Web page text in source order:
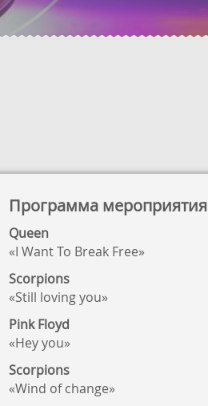
Программа мероприятия
Queen
«I Want To Break Free»
Scorpions
«Still loving you»
Pink Floyd
«Hey you»
Scorpions
«Wind of change»